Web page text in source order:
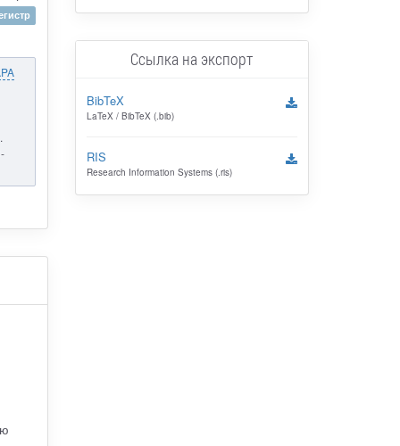
Ссылка на экспорт
BibTeX
LaTeX / BibTeX (.bib)
RIS
Research Information Systems (.ris)